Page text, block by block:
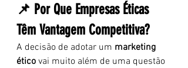
📌 Por Que Empresas Éticas
Têm Vantagem Competitiva?
A decisão de adotar um marketing
ético vai muito além de uma questão